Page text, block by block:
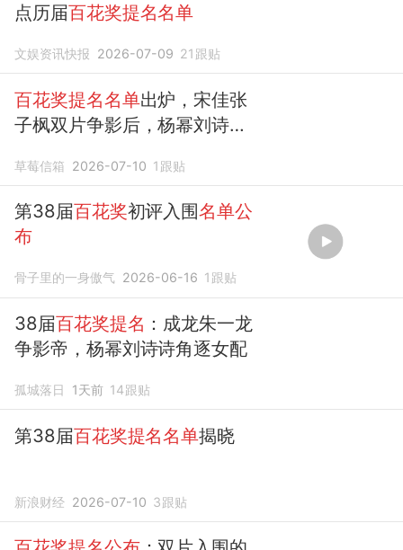
点历届百花奖提名名单
文娱资讯快报 2026-07-09 21 跟贴
百花奖提名名单出炉，宋佳张
子枫双片争影后，杨幂刘诗诗
草莓信箱 2026-07-10 1 跟贴
第38届百花奖初评入围名单公
布
骨子里的一身傲气 2026-06-16 1 跟贴
38届百花奖提名 ：成龙朱一龙
争影帝，杨幂刘诗诗角逐女配
孤城落日 1天前 14跟贴
第38届百花奖提名名单揭晓
新浪财经 2026-07-10 3跟贴